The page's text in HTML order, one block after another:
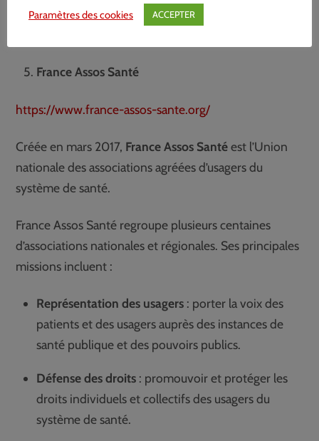
France Assos Santé
https://www.france-assos-sante.org/
Créée en mars 2017, France Assos Santéest l’Union
nationale des associations agréées d’usagers du
système de santé.
France Assos Santé regroupe plusieurs centaines
d’associations nationales et régionales. Ses principales
missions incluent :
Représentation des usagers: porter la voix des
patients et des usagers auprès des instances de
santé publique et des pouvoirs publics.
Défense des droits: promouvoir et protéger les
droits individuels et collectifs des usagers du
système de santé.
Paramètres des cookies ACCEPTER